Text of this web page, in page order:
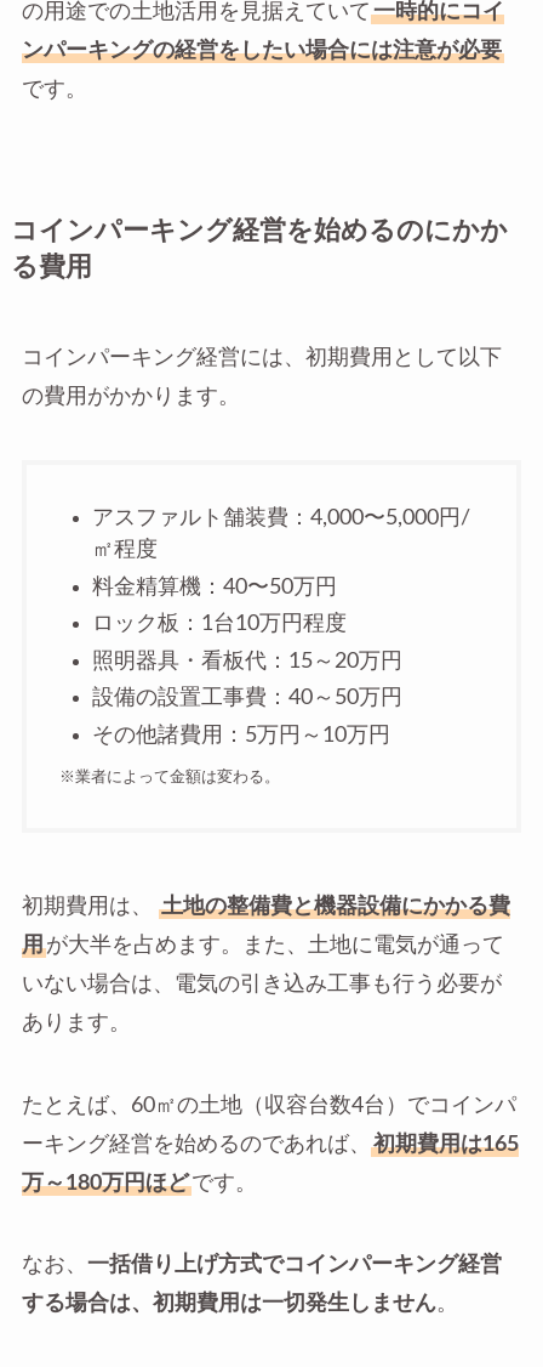
の用途での土地活用を見据えていて 一時的にコイ
ンパーキングの経営をしたい場合には注意が必要
です。
コインパーキング経営を始めるのにかか
る費用
コインパーキング経営には、初期費用として以下
の費用がかかります。
アスファルト舗装費：4,000〜5,000円/
㎡程度
料金精算機：40〜50万円
ロック板：1台10万円程度
照明器具・看板代：15～20万円
設備の設置工事費：40～50万円
その他諸費用：5万円～10万円
※業者によって金額は変わる。
初期費用は、
土地の整備費と機器設備にかかる費
用が大半を占めます。また、土地に電気が通って
いない場合は、電気の引き込み工事も行う必要が
あります。
たとえば、60㎡の土地（収容台数4台）でコインパ
ーキング経営を始めるのであれば、
初期費用は165
万～180万円ほどです。
なお、 一括借り上げ方式でコインパーキング経営
する場合は、初期費用は一切発生しません。